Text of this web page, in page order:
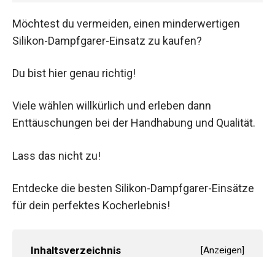
Möchtest du vermeiden, einen minderwertigen
Silikon-Dampfgarer-Einsatz zu kaufen?
Du bist hier genau richtig!
Viele wählen willkürlich und erleben dann
Enttäuschungen bei der Handhabung und Qualität.
Lass das nicht zu!
Entdecke die besten Silikon-Dampfgarer-Einsätze
für dein perfektes Kocherlebnis!
Inhaltsverzeichnis [Anzeigen]